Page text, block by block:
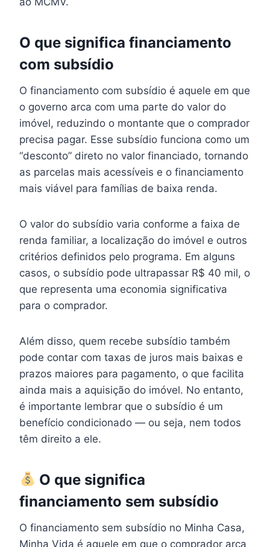
O que significa financiamento
com subsídio
O financiamento com subsídio é aquele em que
o governo arca com uma parte do valor do
imóvel, reduzindo o montante que o comprador
precisa pagar. Esse subsídio funciona como um
“desconto” direto no valor financiado, tornando
as parcelas mais acessíveis e o financiamento
mais viável para famílias de baixa renda.
O valor do subsídio varia conforme a faixa de
renda familiar, a localização do imóvel e outros
critérios definidos pelo programa. Em alguns
casos, o subsídio pode ultrapassar R$ 40 mil, o
que representa uma economia significativa
para o comprador.
Além disso, quem recebe subsídio também
pode contar com taxas de juros mais baixas e
prazos maiores para pagamento, o que facilita
ainda mais a aquisição do imóvel. No entanto,
é importante lembrar que o subsídio é um
benefício condicionado — ou seja, nem todos
têm direito a ele.
O que significa
financiamento sem subsídio
O financiamento sem subsídio no Minha Casa,
Minha Vida é aquele em que o comprador arca